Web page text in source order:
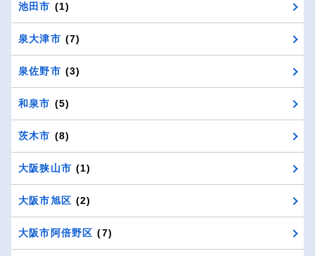
池田市 (1)
泉大津市 (7)
泉佐野市 (3)
和泉市 (5)
茨木市 (8)
大阪狭山市 (1)
大阪市旭区 (2)
大阪市阿倍野区 (7)